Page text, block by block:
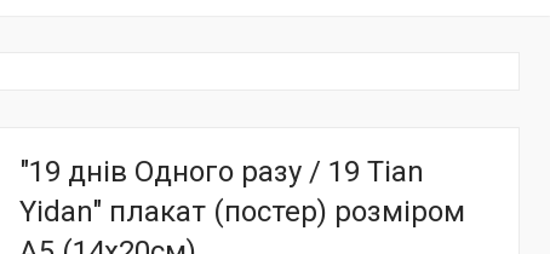
"19 днів Одного разу / 19 Tian
Yidan" плакат (постер) розміром